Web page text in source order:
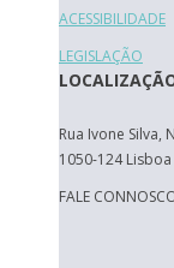
ACESSIBILIDADE
LEGISLAÇÃO
Rua Ivone Silva,
1050-124 Lisboa
FALE